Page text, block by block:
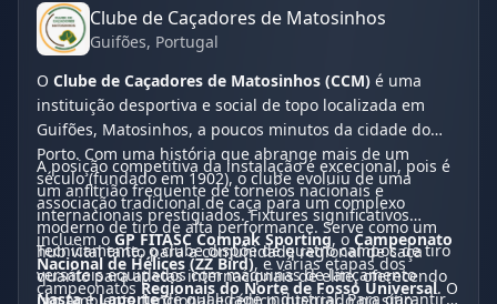
Clube de Caçadores de Matosinhos
Guifões, Portugal
O Clube de Caçadores de Matosinhos (CCM) é uma
instituição desportiva e social de topo localizada em
Guifões, Matosinhos, a poucos minutos da cidade do
Porto. Com uma história que abrange mais de um
século (fundado em 1902), o clube evoluiu de uma
associação tradicional de caça para um complexo
moderno de tiro de alta performance. Serve como um
hub vital tanto para a comunidade regional de caça
quanto para atletas internacionais de elite, oferecendo
A posição competitiva da instalação é excecional, pois é
um anfitrião frequente de torneios nacionais e
internacionais prestigiados. Fixtures significativos
incluem oGP FITASC Compak Sporting, oCampeonato
Nacional de Hélices (ZZ Bird), e várias etapas dos
campeonatosRegionais do Norte de Fosso Universal. O
Tecnicamente, o clube dispõe de quatro campos de tiro
versáteis equipados com máquinas de lançamento
NastaeLaportede qualidade industrial. Para garantir